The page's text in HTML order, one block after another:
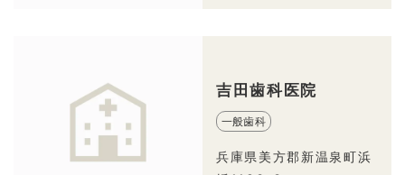
吉田歯科医院
一般歯科
兵庫県美方郡新温泉町浜